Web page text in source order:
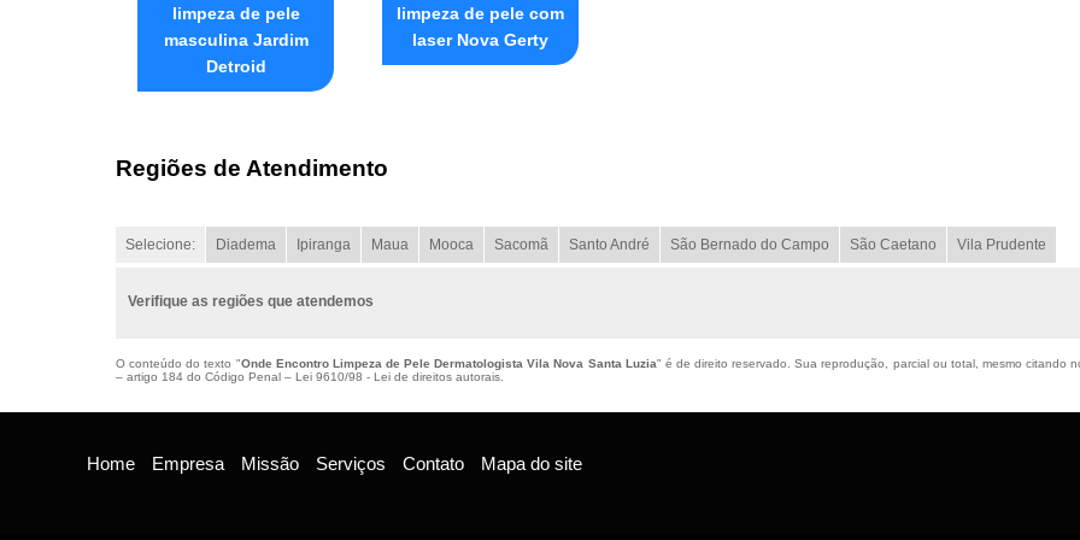
limpeza de pele
masculina Jardim
Detroid
limpeza de pele com
laser Nova Gerty
Regiões de Atendimento
Selecione: Diadema Ipiranga Maua Mooca Sacomã Santo André São Bernado do Campo São Caetano Vila Prudente
Verifique as regiões que atendemos
O conteúdo do texto "Onde Encontro Limpeza de Pele Dermatologista Vila Nova Santa Luzia" é de direito reservado. Sua reprodução, parcial ou total, mesmo citando
– artigo 184 do Código Penal – Lei 9610/98 - Lei de direitos autorais
Home Empresa Missão Serviços Contato Mapa do site